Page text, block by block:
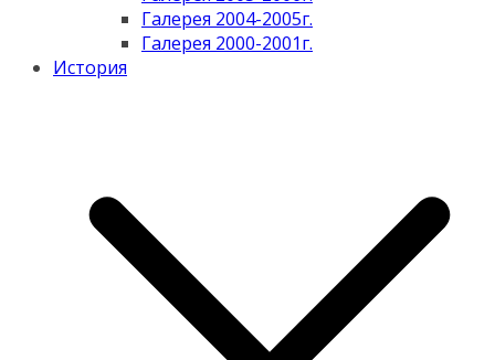
Галерея 2004-2005г.
Галерея 2000-2001г.
История